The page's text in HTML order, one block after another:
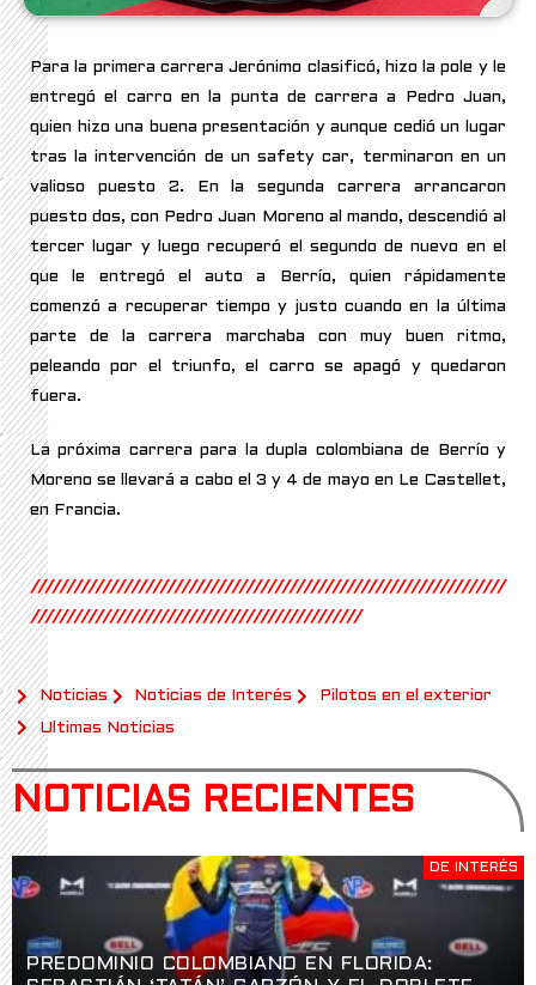
Para la primera carrera Jerónimo clasificó, hizo la pole y le
entregó el carro en la punta de carrera a Pedro Juan,
quien hizo una buena presentación y aunque cedió un lugar
tras la intervención de un safety car, terminaron en un
valioso puesto 2. En la segunda carrera arrancaron
puesto dos, con Pedro Juan Moreno al mando, descendió al
tercer lugar y luego recuperó el segundo de nuevo en el
que le entregó el auto a Berrío, quien rápidamente
comenzó a recuperar tiempo y justo cuando en la última
parte de la carrera marchaba con muy buen ritmo,
peleando por el triunfo, el carro se apagó y quedaron
fuera.
La próxima carrera para la dupla colombiana de Berrío y
Moreno se llevará a cabo el 3 y 4 de mayo en Le Castellet,
en Francia.
//////////////////////////////////////////////////////////////////
//////////////////////////////////////////////
Noticias Noticias de Interés Pilotos en el exterior
Ultimas Noticias
NOTICIAS RECIENTES
DE INTERÉS
PREDOMINIO COLOMBIANO EN FLORIDA: